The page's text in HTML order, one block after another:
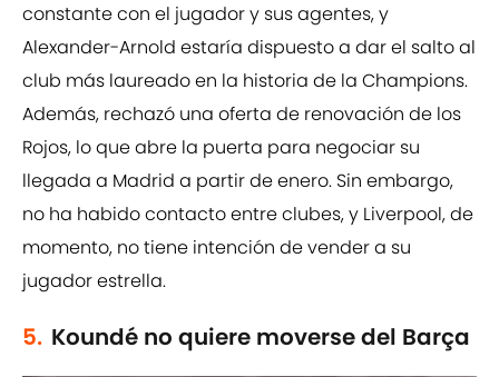
constante con el jugador y sus agentes, y
Alexander-Arnold estaría dispuesto a dar el salto al
club más laureado en la historia de la Champions.
Además, rechazó una oferta de renovación de los
Rojos, lo que abre la puerta para negociar su
llegada a Madrid a partir de enero. Sin embargo,
no ha habido contacto entre clubes, y Liverpool, de
momento, no tiene intención de vender a su
jugador estrella.
5. Koundé no quiere moverse del Barça